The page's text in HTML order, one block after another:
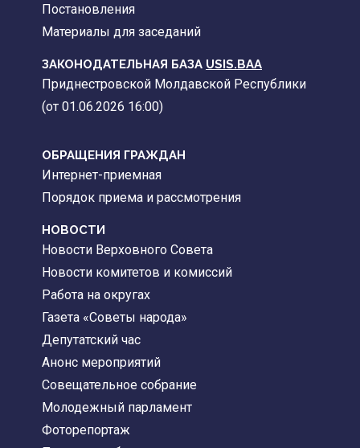
Постановления
Материалы для заседаний
ЗАКОНОДАТЕЛЬНАЯ БАЗА USIS.BAA
Приднестровской Молдавской Республики
(от 01.06.2026 16:00)
ОБРАЩЕНИЯ ГРАЖДАН
Интернет-приемная
Порядок приема и рассмотрения
НОВОСТИ
Новости Верховного Совета
Новости комитетов и комиссий
Работа на округах
Газета «Советы народа»
Депутатский час
Анонс мероприятий
Совещательное собрание
Молодежный парламент
Фоторепортаж